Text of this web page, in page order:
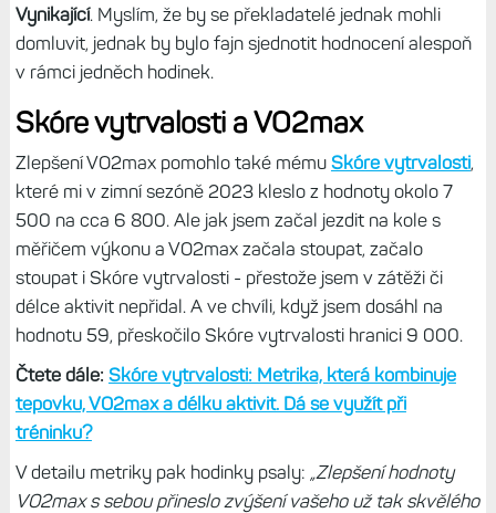
Vynikající. Myslím, že by se překladatelé jednak mohli
domluvit, jednak by bylo fajn sjednotit hodnocení alespoň
v rámci jedněch hodinek.
Skóre vytrvalosti a VO2max
Zlepšení VO2max pomohlo také mému Skóre vytrvalosti,
které mi v zimní sezóně 2023 kleslo z hodnoty okolo 7
500 na cca 6 800. Ale jak jsem začal jezdit na kole s
měřičem výkonu a VO2max začala stoupat, začalo
stoupat i Skóre vytrvalosti - přestože jsem v zátěži či
délce aktivit nepřidal. A ve chvíli, když jsem dosáhl na
hodnotu 59, přeskočilo Skóre vytrvalosti hranici 9 000.
Čtete dále: Skóre vytrvalosti: Metrika, která kombinuje
tepovku, VO2max a délku aktivit. Dá se využít při
tréninku?
V detailu metriky pak hodinky psaly: „Zlepšení hodnoty
VO2max s sebou přineslo zvýšení vašeho už tak skvělého